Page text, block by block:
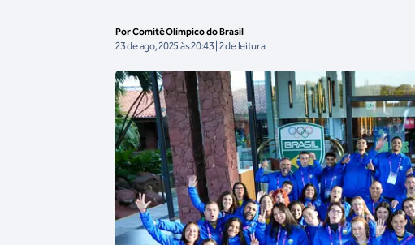
Por Comitê Olímpico do Brasil
23 de ago, 2025 às 20:43 | 2 de leitura